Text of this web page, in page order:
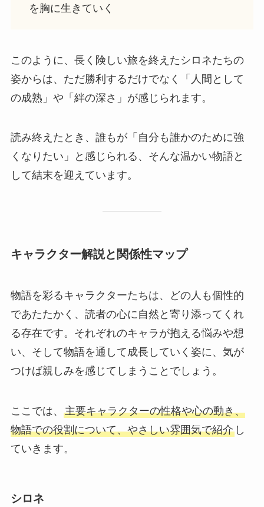
を胸に生きていく
このように、長く険しい旅を終えたシロネたちの
姿からは、ただ勝利するだけでなく「人間として
の成熟」や「絆の深さ」が感じられます。
読み終えたとき、誰もが「自分も誰かのために強
くなりたい」と感じられる、そんな温かい物語と
して結末を迎えています。
キャラクター解説と関係性マップ
物語を彩るキャラクターたちは、どの人も個性的
であたたかく、読者の心に自然と寄り添ってくれ
る存在です。それぞれのキャラが抱える悩みや想
い、そして物語を通して成長していく姿に、気が
つけば親しみを感じてしまうことでしょう。
ここでは、 主要キャラクターの性格や心の動き、
物語での役割について、やさしい雰囲気で紹介し
ていきます。
シロネ